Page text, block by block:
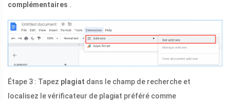
complémentaires .
Étape 3 : Tapez plagiat dans le champ de recherche et
localisez le vérificateur de plagiat préféré comme